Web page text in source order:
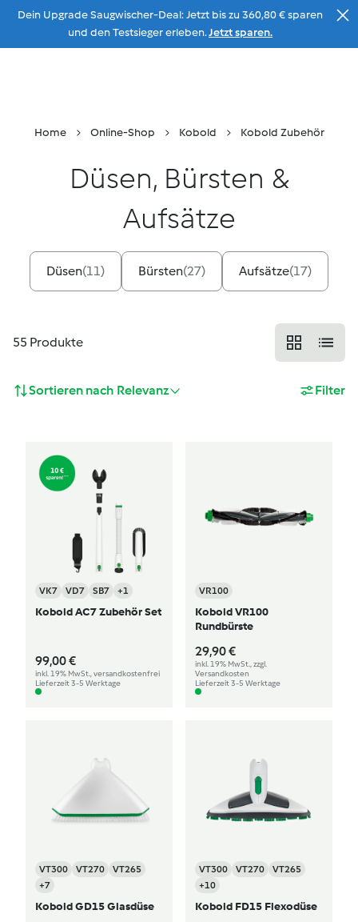
Zum Inhalt
Dein Upgrade Saugwischer-Deal: Jetzt bis zu 360,80 € sparen
und den Testsieger erleben.Jetzt sparen.
Home Online-Shop Kobold Kobold Zubehör
Düsen, Bürsten &
Aufsätze
Düsen(11) Bürsten(27) Aufsätze(17)
55 Produkte
Sortieren nach Relevanz Filter
VK7 VD7 SB7 +1
Kobold AC7 Zubehör Set
99,00 €
inkl. 19% MwSt., versandkostenfrei
Lieferzeit 3-5 Werktage
VR100
Kobold VR100
Rundbürste
29,90 €
inkl. 19% MwSt., zzgl.
Versandkosten
Lieferzeit 3-5 Werktage
VT300 VT270
VT265
+7
Kobold GD15 Glasdüse
VT300 VT270
VT265
+10
Kobold FD15 Flexodüse